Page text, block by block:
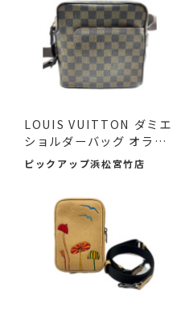
LOUIS VUITTON ダミエ
ショルダーバッグ オラフ
PM ...
ピックアップ浜松宮竹店